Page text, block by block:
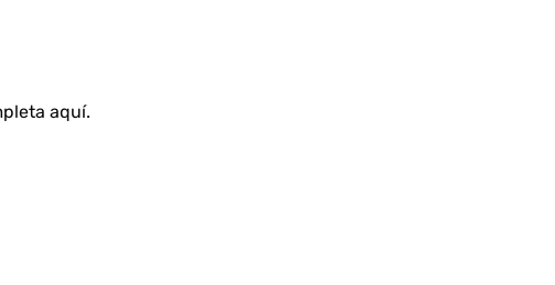
aquí.